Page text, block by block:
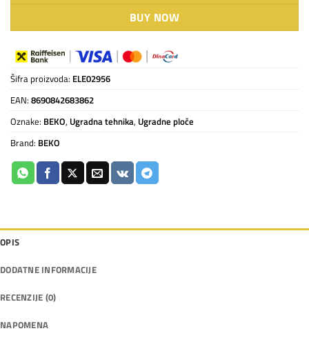
BUY NOW
Šifra proizvoda: ELE02956
EAN: 8690842683862
Oznake: BEKO, Ugradna tehnika, Ugradne ploče
Brand: BEKO
OPIS
DODATNE INFORMACIJE
RECENZIJE (0)
NAPOMENA